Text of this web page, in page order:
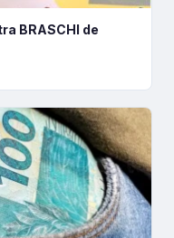
BRASCHI de